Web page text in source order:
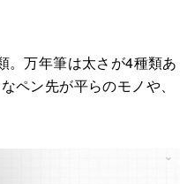
。万年筆は太さが4種類あ
ペン先が平らのモノや、